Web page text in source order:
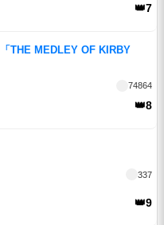
👑7
THE MEDLEY OF KIRBY
74864
👑8
337
👑9